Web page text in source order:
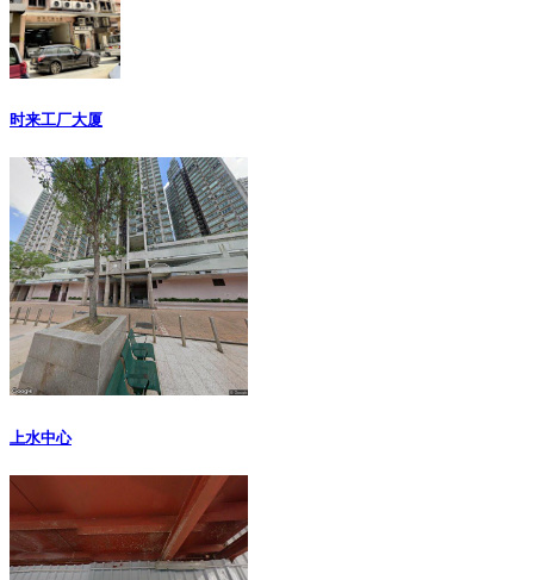
时来工厂大厦
上水中心